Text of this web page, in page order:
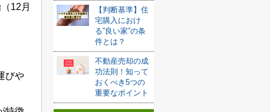
12月
びや
【判断基準】住
宅購入におけ
る”良い家”の条
件とは？
不動産売却の成
功法則！知って
おくべき5つの
重要なポイント